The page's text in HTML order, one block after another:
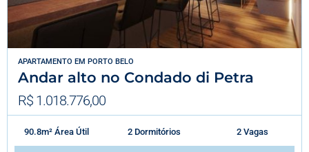
APARTAMENTO EM PORTO BELO
Andar alto no Condado di Petra
R$ 1.018.776,00
90.8m² Área Útil 2 Dormitórios 2 Vagas